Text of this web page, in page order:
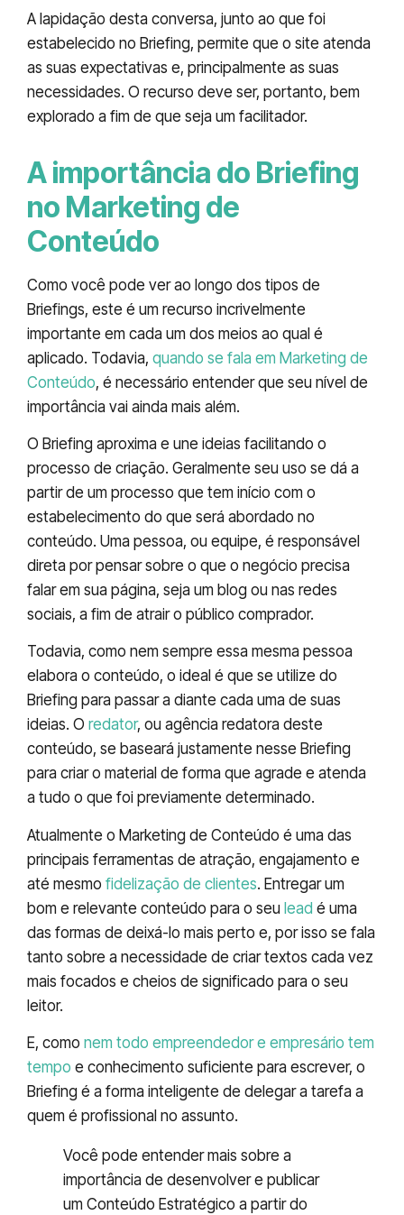
A lapidação desta conversa, junto ao que foi
estabelecido no Briefing, permite que o site atenda
as suas expectativas e, principalmente as suas
necessidades. O recurso deve ser, portanto, bem
explorado a fim de que seja um facilitador.
A importância do Briefing
no Marketing de
Conteúdo
Como você pode ver ao longo dos tipos de
Briefings, este é um recurso incrivelmente
importante em cada um dos meios ao qual é
aplicado. Todavia, quando se fala em Marketing de
Conteúdo, é necessário entender que seu nível de
importância vai ainda mais além.
O Briefing aproxima e une ideias facilitando o
processo de criação. Geralmente seu uso se dá a
partir de um processo que tem início com o
estabelecimento do que será abordado no
conteúdo. Uma pessoa, ou equipe, é responsável
direta por pensar sobre o que o negócio precisa
falar em sua página, seja um blog ou nas redes
sociais, a fim de atrair o público comprador.
Todavia, como nem sempre essa mesma pessoa
elabora o conteúdo, o ideal é que se utilize do
Briefing para passar a diante cada uma de suas
ideias. O redator, ou agência redatora deste
conteúdo, se baseará justamente nesse Briefing
para criar o material de forma que agrade e atenda
a tudo o que foi previamente determinado.
Atualmente o Marketing de Conteúdo é uma das
principais ferramentas de atração, engajamento e
até mesmo fidelização de clientes. Entregar um
bom e relevante conteúdo para o seu lead é uma
das formas de deixá-lo mais perto e, por isso se fala
tanto sobre a necessidade de criar textos cada vez
mais focados e cheios de significado para o seu
leitor.
E, como nem todo empreendedor e empresário tem
tempo e conhecimento suficiente para escrever, o
Briefing é a forma inteligente de delegar a tarefa a
quem é profissional no assunto.
Você pode entender mais sobre a
importância de desenvolver e publicar
um Conteúdo Estratégico a partir do